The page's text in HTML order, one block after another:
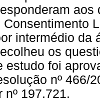
Consentimento
intermédio da
os
estudo foi
nº 466/
nº 197.721.